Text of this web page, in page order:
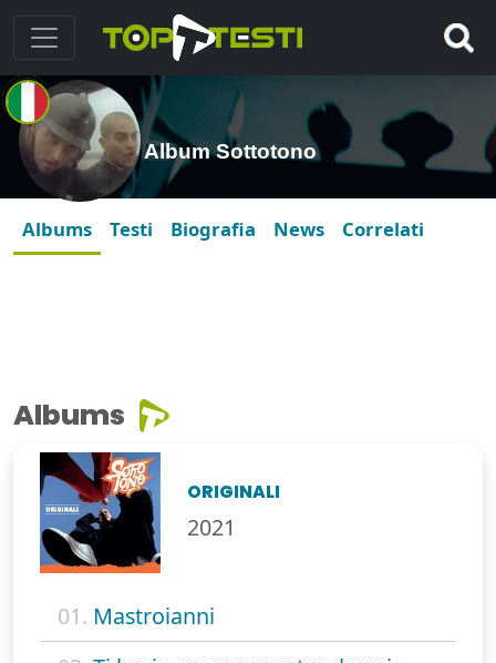
Album Sottotono
Albums Testi Biografia News Correlati
Albums
ORIGINALI
2021
01. Mastroianni